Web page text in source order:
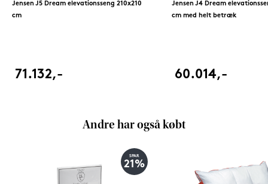
Jensen J5 Dream elevationsseng 210x210
cm
71.132,-
Jensen J4 Dream
cm med helt betræk
60.014,-
Andre har også købt
SPAR
21%